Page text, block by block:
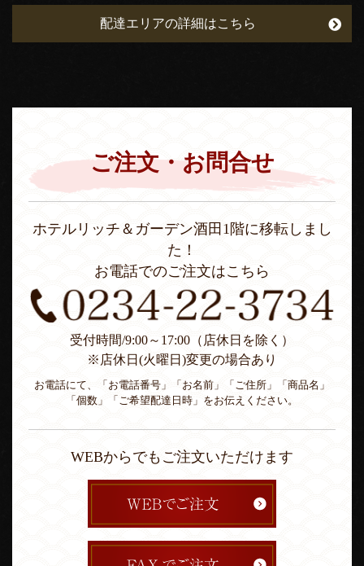
配達エリアの詳細はこちら
ご注文・お問合せ
ホテルリッチ＆ガーデン酒田1階に移転しまし
た！
お電話でのご注文はこちら
受付時間/9:00～17:00（店休日を除く）
※店休日(火曜日)変更の場合あり
お電話にて、「お電話番号」「お名前」「ご住所」「商品名」
「個数」「ご希望配達日時」をお伝えください。
WEBからでもご注文いただけます